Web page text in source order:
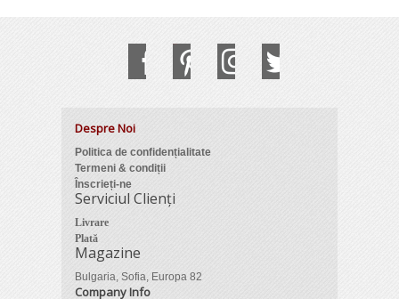
Despre Noi
Politica de confidențialitate
Termeni & condiții
Înscrieți-ne
Serviciul Clienți
Livrare
Plată
Magazine
Bulgaria, Sofia, Europa 82
Company Info